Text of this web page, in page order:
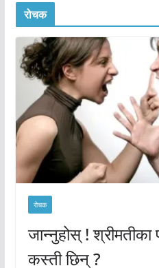
रोचक
रोचक
जान्नुहोस् !
कस्ती छिन् ?